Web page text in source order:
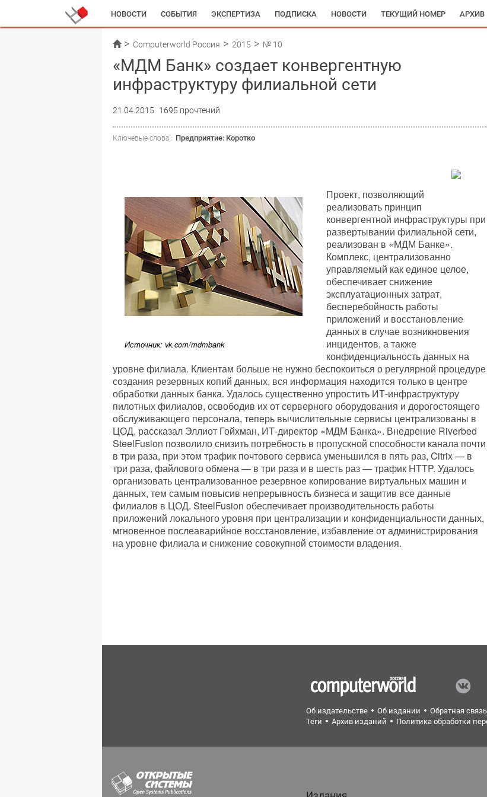
НОВОСТИ СОБЫТИЯ ЭКСПЕРТИЗА ПОДПИСКА НОВОСТИ ТЕКУЩИЙ НОМЕР АРХИВ
Computerworld Россия 2015 № 10
«МДМ Банк» создает конвергентную
инфраструктуру филиальной сети
21.04.2015 1695 прочтений
Ключевые слова : Предприятие: Коротко
Источник: vk.com/mdmbank
Проект, позволяющий
реализовать принцип
конвергентной инфраструктуры при
развертывании филиальной сети,
реализован в «МДМ Банке».
Комплекс, централизованно
управляемый как единое целое,
обеспечивает снижение
эксплуатационных затрат,
бесперебойность работы
приложений и восстановление
данных в случае возникновения
инцидентов, а также
конфиденциальность данных на
уровне филиала. Клиентам больше не нужно беспокоиться о регулярной процедуре
создания резервных копий данных, вся информация находится только в центре
обработки данных банка. Удалось существенно упростить ИТ-инфраструктуру
пилотных филиалов, освободив их от серверного оборудования и дорогостоящего
обслуживающего персонала, теперь вычислительные сервисы централизованы в
ЦОД, рассказал Эллиот Гойхман, ИТ-директор «МДМ Банка». Внедрение Riverbed
SteelFusion позволило снизить потребность в пропускной способности канала почти
в три раза, при этом трафик почтового сервиса уменьшился в пять раз, Citrix — в
три раза, файлового обмена — в три раза и в шесть раз — трафик HTTP. Удалось
организовать централизованное резервное копирование виртуальных машин и
данных, тем самым повысив непрерывность бизнеса и защитив все данные
филиалов в ЦОД. SteelFusion обеспечивает производительность работы
приложений локального уровня при централизации и конфиденциальности данных,
мгновенное послеаварийное восстановление, избавление от администрирования
на уровне филиала и снижение совокупной стоимости владения.
Об издательстве Об издании Обратная связь
Теги
Архив изданий Политика обработки